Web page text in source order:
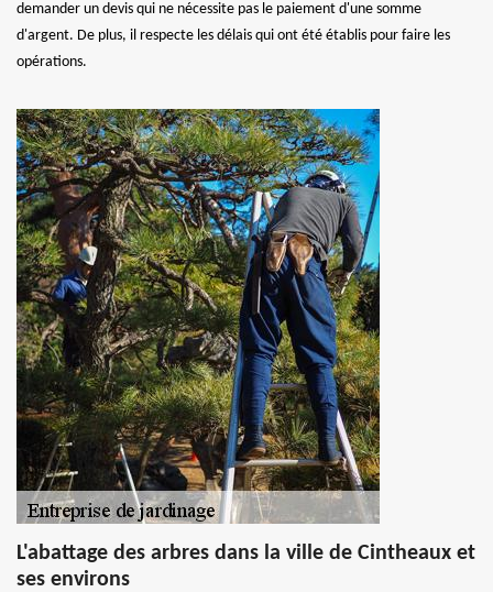
demander un devis qui ne nécessite pas le paiement d'une somme
d'argent. De plus, il respecte les délais qui ont été établis pour faire les
opérations.
L'abattage des arbres dans la ville de Cintheaux et
ses environs